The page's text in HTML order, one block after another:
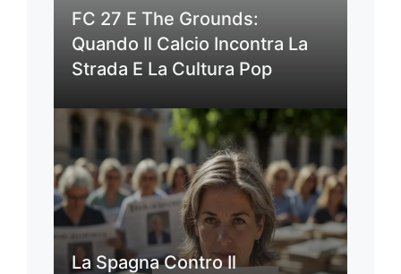
FC 27 E The Grounds:
Quando Il Calcio Incontra La
Strada E La Cultura Pop
La Spagna Contro Il